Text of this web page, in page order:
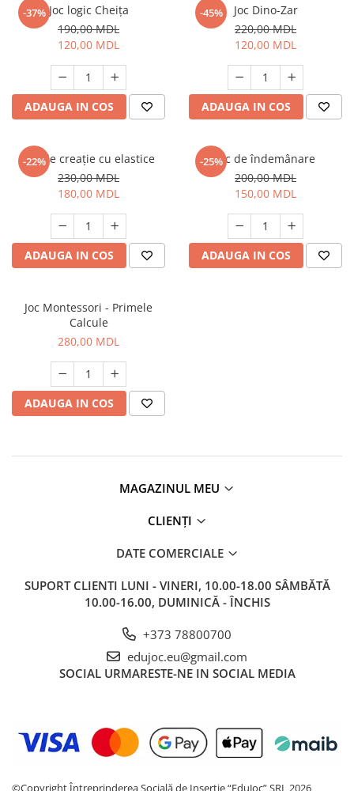
-37% Joc logic Cheița
190,00 MDL
120,00 MDL
ADAUGA IN COS
-45%
Joc Dino-Zar
220,00 MDL
120,00 MDL
ADAUGA IN COS
-22%
Set de creație cu elastice
230,00 MDL
180,00 MDL
ADAUGA IN COS
-25%Joc de îndemânare
200,00 MDL
150,00 MDL
ADAUGA IN COS
Joc Montessori - Primele
Calcule
280,00 MDL
ADAUGA IN COS
MAGAZINUL MEU
CLIENȚI
DATE COMERCIALE
SUPORT CLIENTI LUNI - VINERI, 10.00-18.00 SÂMBĂTĂ
10.00-16.00, DUMINICĂ - ÎNCHIS
+373 78800700
edujoc.eu@gmail.com
SOCIAL URMARESTE-NE IN SOCIAL MEDIA
©Copyright Întreprinderea Socială de Inserție “EduJoc” SRL 2026